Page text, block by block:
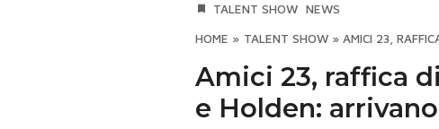
TALENT SHOW NEWS
HOME » TALENT SHOW » AMICI 23,
Amici 23, raffica
e Holden: